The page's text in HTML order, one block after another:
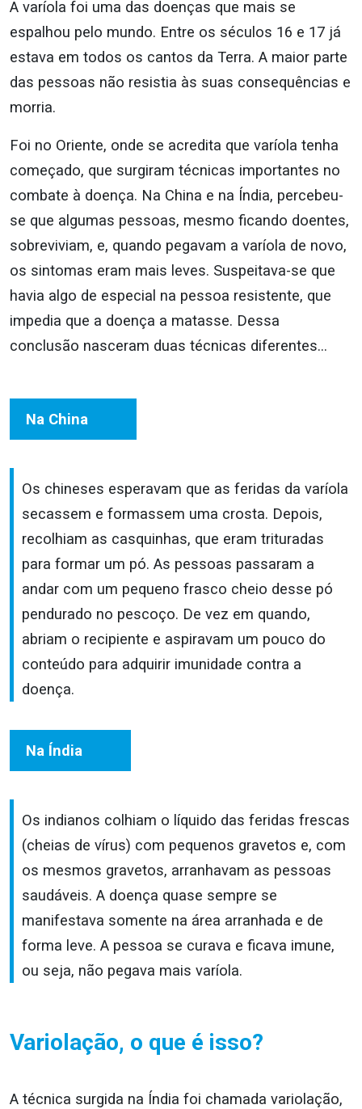
A varíola foi uma das doenças que mais se
espalhou pelo mundo. Entre os séculos 16 e 17 já
estava em todos os cantos da Terra. A maior parte
das pessoas não resistia às suas consequências e
morria.
Foi no Oriente, onde se acredita que varíola tenha
começado, que surgiram técnicas importantes no
combate à doença. Na China e na Índia, percebeu-
se que algumas pessoas, mesmo ficando doentes,
sobreviviam, e, quando pegavam a varíola de novo,
os sintomas eram mais leves. Suspeitava-se que
havia algo de especial na pessoa resistente, que
impedia que a doença a matasse. Dessa
conclusão nasceram duas técnicas diferentes…
Na China
Os chineses esperavam que as feridas da varíola
secassem e formassem uma crosta. Depois,
recolhiam as casquinhas, que eram trituradas
para formar um pó. As pessoas passaram a
andar com um pequeno frasco cheio desse pó
pendurado no pescoço. De vez em quando,
abriam o recipiente e aspiravam um pouco do
conteúdo para adquirir imunidade contra a
doença.
Na Índia
Os indianos colhiam o líquido das feridas frescas
(cheias de vírus) com pequenos gravetos e, com
os mesmos gravetos, arranhavam as pessoas
saudáveis. A doença quase sempre se
manifestava somente na área arranhada e de
forma leve. A pessoa se curava e ficava imune,
ou seja, não pegava mais varíola.
Variolação, o que é isso?
A técnica surgida na Índia foi chamada variolação,